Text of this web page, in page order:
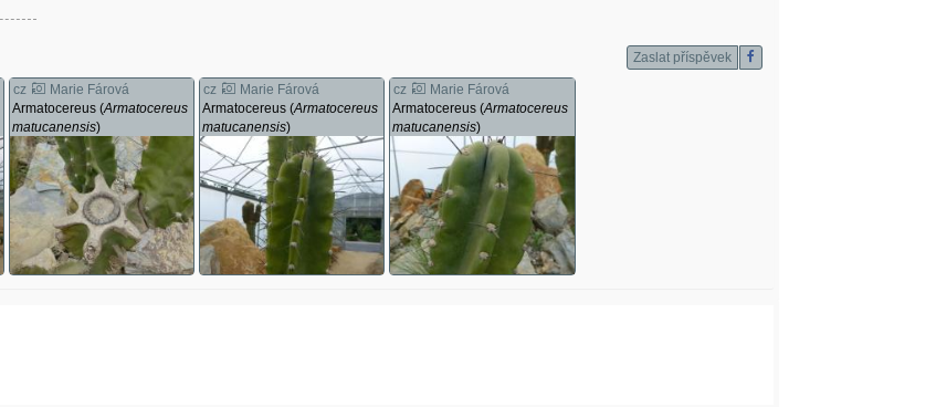
Zaslat příspěvek
cz
Marie Fárová
Armatocereus (Armatocereus
matucanensis)
cz
Marie Fárová
Armatocereus (Armatocereus
matucanensis)
cz
Marie Fárová
Armatocereus (Armatocereus
matucanensis)